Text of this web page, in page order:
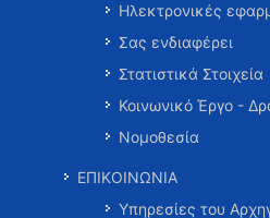
Ηλεκτρονικές
Σας ενδιαφέρει
Στατιστικά Στοιχεία
Κοινωνικό Έργο -
Νομοθεσία
ΕΠΙΚΟΙΝΩΝΙΑ
Υπηρεσίες του